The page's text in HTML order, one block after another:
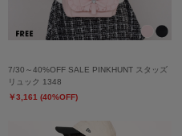
7/30～40%OFF SALE PINKHUNT スタッズ
リュック 1348
￥3,161 (40%OFF)